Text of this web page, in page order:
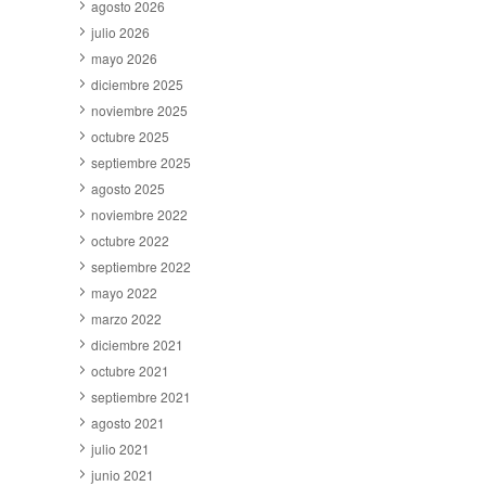
agosto 2026
julio 2026
mayo 2026
diciembre 2025
noviembre 2025
octubre 2025
septiembre 2025
agosto 2025
noviembre 2022
octubre 2022
septiembre 2022
mayo 2022
marzo 2022
diciembre 2021
octubre 2021
septiembre 2021
agosto 2021
julio 2021
junio 2021